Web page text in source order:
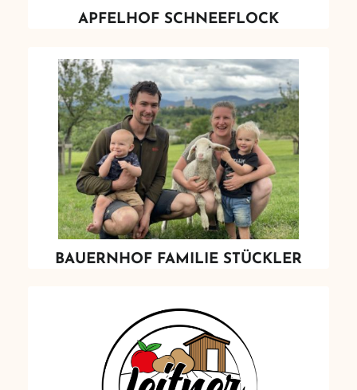
APFELHOF SCHNEEFLOCK
BAUERNHOF FAMILIE STÜCKLER